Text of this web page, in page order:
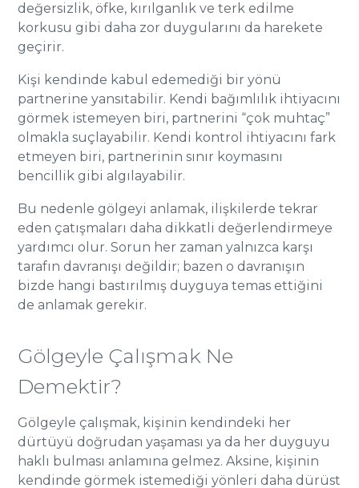
değersizlik, öfke, kırılganlık ve terk edilme
korkusu gibi daha zor duygularını da harekete
geçirir.
Kişi kendinde kabul edemediği bir yönü
partnerine yansıtabilir. Kendi bağımlılık ihtiyacını
görmek istemeyen biri, partnerini “çok muhtaç”
olmakla suçlayabilir. Kendi kontrol ihtiyacını fark
etmeyen biri, partnerinin sınır koymasını
bencillik gibi algılayabilir.
Bu nedenle gölgeyi anlamak, ilişkilerde tekrar
eden çatışmaları daha dikkatli değerlendirmeye
yardımcı olur. Sorun her zaman yalnızca karşı
tarafın davranışı değildir; bazen o davranışın
bizde hangi bastırılmış duyguya temas ettiğini
de anlamak gerekir.
Gölgeyle Çalışmak Ne
Demektir?
Gölgeyle çalışmak, kişinin kendindeki her
dürtüyü doğrudan yaşaması ya da her duyguyu
haklı bulması anlamına gelmez. Aksine, kişinin
kendinde görmek istemediği yönleri daha dürüst